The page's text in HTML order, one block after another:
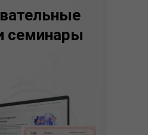
семинары